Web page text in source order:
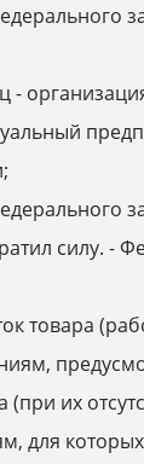
-
силу. -
товара
(при их
для